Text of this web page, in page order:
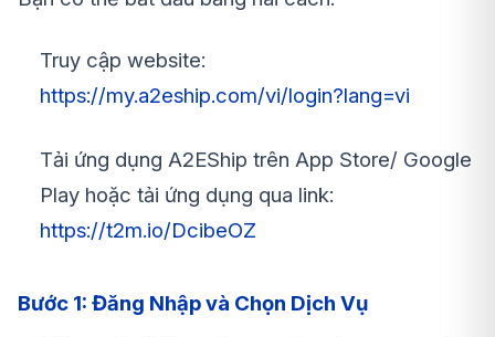
Truy cập website:
https://my.a2eship.com/vi/login?lang=vi
Tải ứng dụng A2EShip trên App Store/ Google
Play hoặc tải ứng dụng qua link:
https://t2m.io/DcibeOZ
Bước 1: Đăng Nhập và Chọn Dịch Vụ